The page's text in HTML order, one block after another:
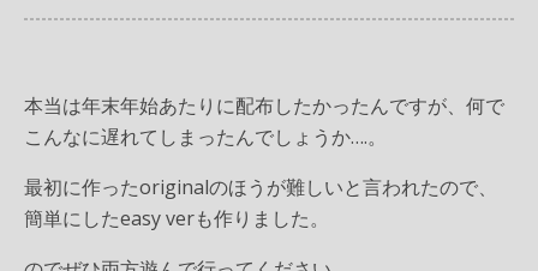
本当は年末年始あたりに配布したかったんですが、何で
こんなに遅れてしまったんでしょうか….。
最初に作ったoriginalのほうが難しいと言われたので、
簡単にしたeasy verも作りました。